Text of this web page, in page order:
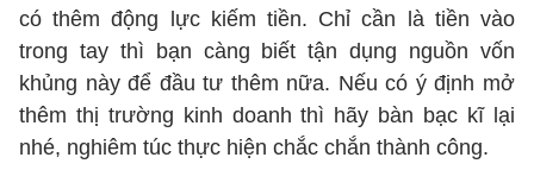
có thêm động lực kiếm tiền. Chỉ cần là tiền vào
trong tay thì bạn càng biết tận dụng nguồn vốn
khủng này để đầu tư thêm nữa. Nếu có ý định mở
thêm thị trường kinh doanh thì hãy bàn bạc kĩ lại
nhé, nghiêm túc thực hiện chắc chắn thành công.